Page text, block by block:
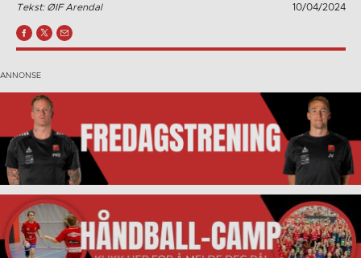
Tekst: ØIF Arendal 10/04/2024